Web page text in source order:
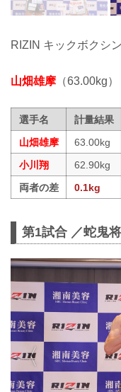
RIZIN キックボクシ
山畑雄摩 （63.00kg
選手名 計量結果
山畑雄摩
63.00kg
小川翔
62.90kg
両者の差
0.1kg
第1試合 ／蛇鬼